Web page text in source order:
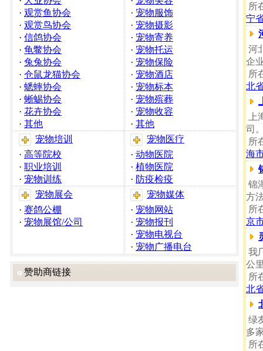
· 观赏鱼协会
· 观赏鸟协会
· 信鸽协会
· 龟鳖协会
· 兔兔协会
· 仓鼠龙猫协会
· 蟋蟀协会
· 蜥蜴协会
· 花卉协会
· 其他
宠物培训
· 高等院校
· 职业培训
· 宠物训练
宠物展会
· 赛鸽公棚
· 宠物展馆/公司
· 宠物服饰
· 宠物摄影
· 宠物寄养
· 宠物托运
· 宠物保险
· 宠物酒店
· 宠物标本
· 宠物殡葬
· 宠物收容
· 其他
宠物医疗
· 动物医院
· 植物医院
· 防疫检疫
宠物媒体
· 宠物网站
· 宠物报刊
· 宠物电视台
· 宠物广播电台
赞助商链接
所
宁
河
企
所
北
上
司
所
海
锦
方
所
京
我
公
所
北
绿
多
所